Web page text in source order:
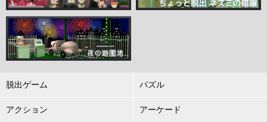
脱出ゲーム パズル
アクション アーケード